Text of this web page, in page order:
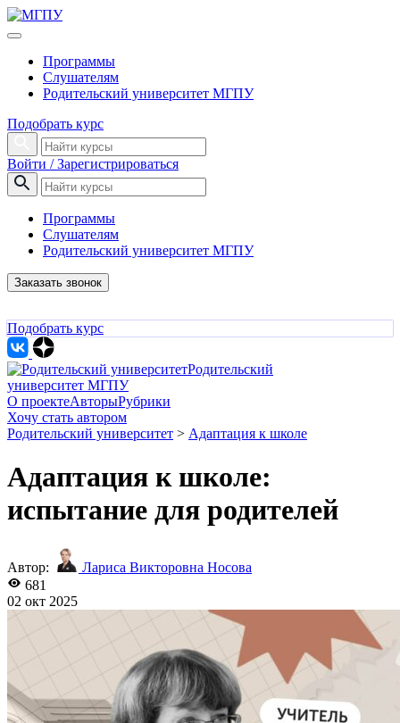
Программы
Слушателям
Родительский университет МГПУ
Подобрать курс
Войти / Зарегистрироваться
Программы
Слушателям
Родительский университет МГПУ
Заказать звонок
Подобрать курс
Родительский
университет МГПУ
О проектеАвторыРубрики
Хочу стать автором
Родительский университет > Адаптация к школе
Адаптация к школе:
испытание для родителей
Автор:
Лариса Викторовна Носова
681
02 окт 2025